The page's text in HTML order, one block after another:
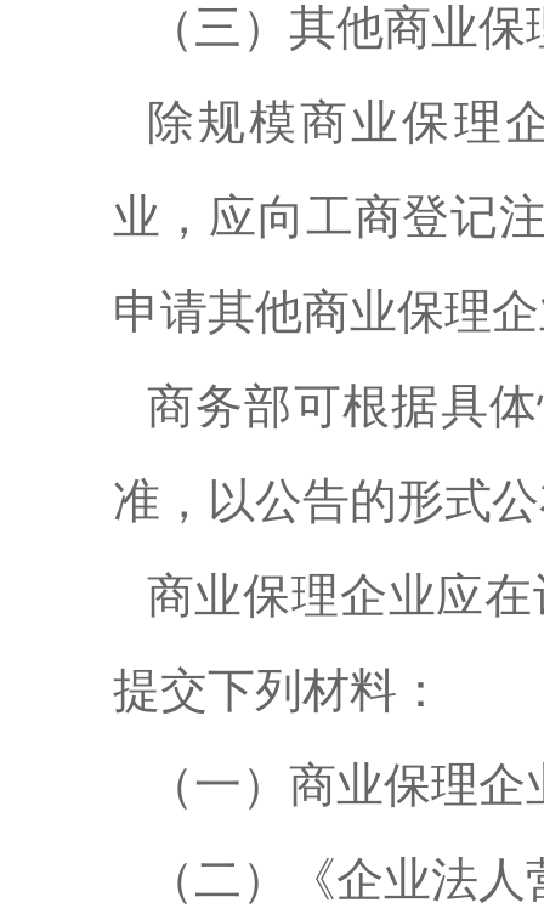
（三）其他商业
除规模商业保理
业，应向工商登记
申请其他商业保理
商务部可根据具
准，以公告的形式
商业保理企业应
提交下列材料：
（一）商业保理
（二）《企业法